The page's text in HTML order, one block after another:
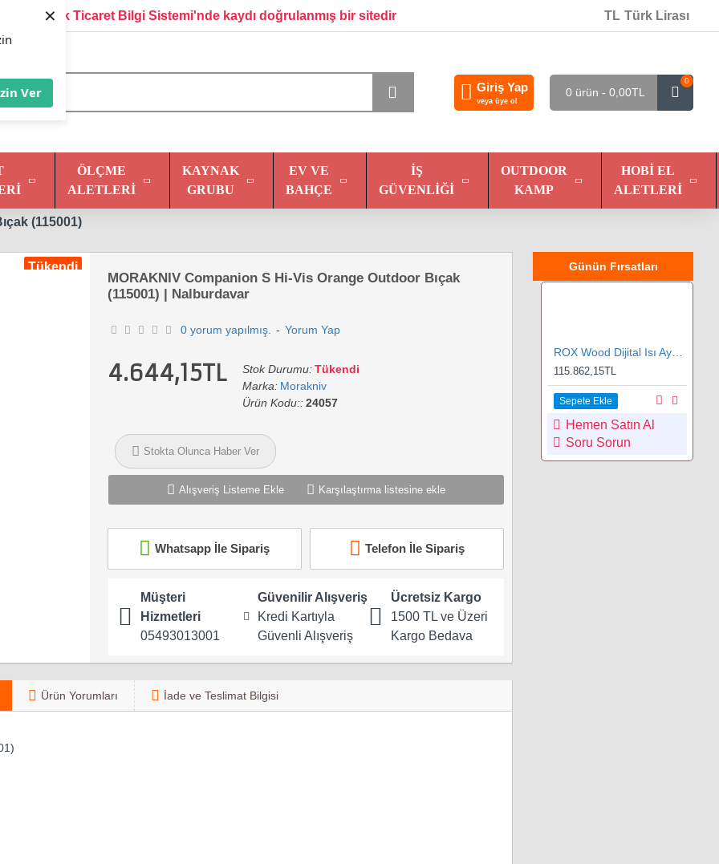
Ver
×
Elektronik Ticaret Bilgi Sistemi'nde kaydı doğrulanmış bir sitedir TL Türk Lirası
Giriş Yap
veya üye ol
0 ürün - 0,00TL
0
ÖLÇME
ALETLERI
KAYNAK
GRUBU
EV VE
BAHÇE
İŞ
GÜVENLIĞI
OUTDOOR
KAMP
HOBI EL
ALETLERI
(115001)
Tükendi
MORAKNIV Companion S Hi-Vis Orange Outdoor Bıçak
(115001) | Nalburdavar
Müşteri
Hizmetleri
05493013001
Güvenilir Alışveriş
Kredi Kartıyla
Güvenli Alışveriş
Ücretsiz Kargo
1500 TL ve Üzeri
Kargo Bedava
Whatsapp İle Sipariş Telefon İle Sipariş
0 yorum yapılmış. - Yorum Yap
4.644,15TL Stok Durumu: Tükendi
Marka: Morakniv
Ürün Kodu:: 24057
Stokta Olunca Haber Ver
Alışveriş Listeme Ekle Karşılaştırma listesine ekle
Ürün Yorumları İade ve Teslimat Bilgisi
Günün Fırsatları
115.862,15TL
Sepete Ekle
Hemen Satın Al
Soru Sorun